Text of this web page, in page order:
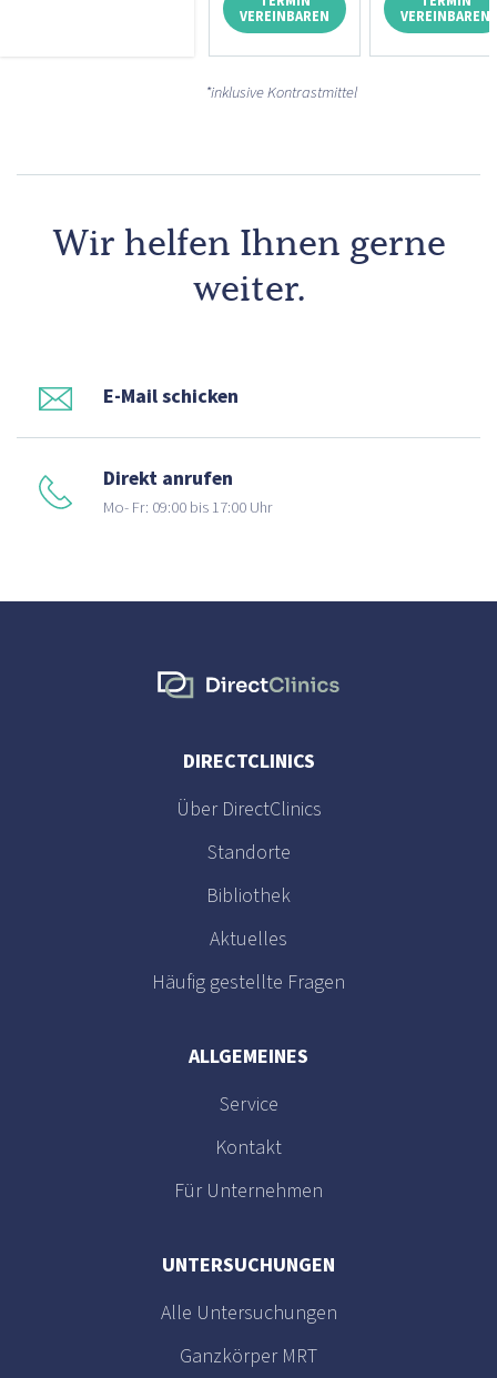
VEREINBAREN VEREINBAREN
*inklusive Kontrastmittel
Wir helfen Ihnen gerne
weiter.
E-Mail schicken
Direkt anrufen
Mo- Fr: 09:00 bis 17:00 Uhr
DIRECTCLINICS
Über DirectClinics
Standorte
Bibliothek
Aktuelles
Häufig gestellte Fragen
ALLGEMEINES
Service
Kontakt
Für Unternehmen
UNTERSUCHUNGEN
Alle Untersuchungen
Ganzkörper MRT